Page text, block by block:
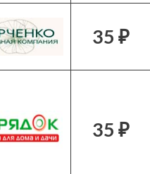
35 ₽
35 ₽